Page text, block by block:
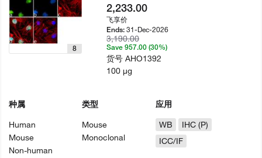
8
种属
Human
Mouse
Non-human
类型
Mouse
Monoclonal
应用
WB
IHC (P)
ICC/IF
2,233.00
飞享价
Ends:31-Dec-2026
3,190.00
Save 957.00 (30%)
货号AHO1392
100 µg